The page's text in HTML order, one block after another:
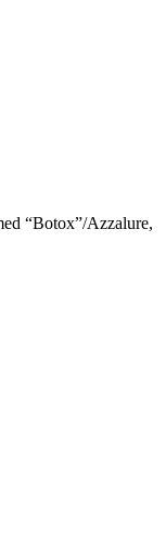
“Botox”/Azzalure,